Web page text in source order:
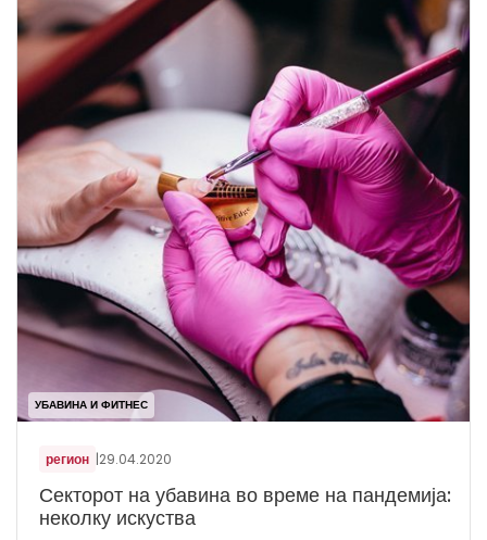
УБАВИНА И ФИТНЕС
регион 29.04.2020
Секторот на убавина во време на пандемија:
неколку искуства